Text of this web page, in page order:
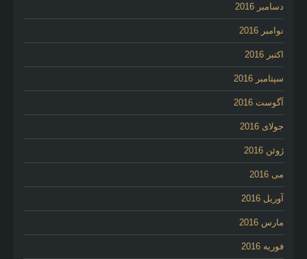
دسامبر 2016
نوامبر 2016
اکتبر 2016
سپتامبر 2016
آگوست 2016
جولای 2016
ژوئن 2016
می 2016
آوریل 2016
مارس 2016
فوریه 2016